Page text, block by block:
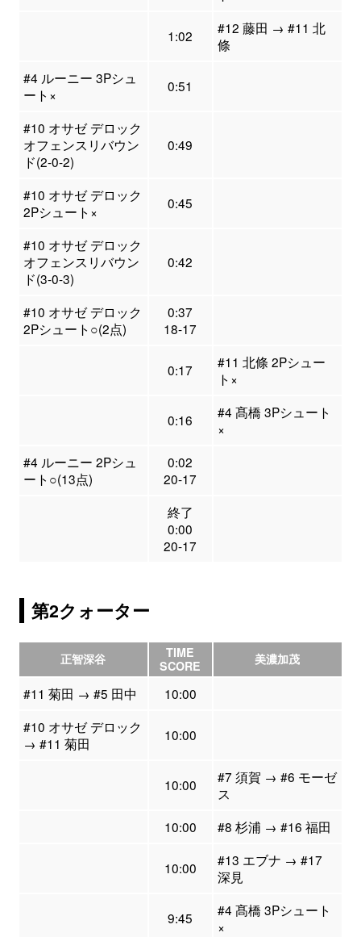
1:02
#12 藤田 → #11 北
條
#4 ルーニー 3Pシュ
ート×
0:51
#10 オサゼ デロック
オフェンスリバウン
ド(2-0-2)
0:49
#10 オサゼ デロック
2Pシュート×
0:45
#10 オサゼ デロック
オフェンスリバウン
ド(3-0-3)
0:42
#10 オサゼ デロック
2Pシュート○(2点)
0:37
18-17
0:17
#11 北條 2Pシュー
ト×
0:16
#4 髙橋 3Pシュート
×
#4 ルーニー 2Pシュ
ート○(13点)
0:02
20-17
終了
0:00
20-17
第2クォーター
正智深谷
TIME
SCORE
美濃加茂
#11 菊田 → #5 田中
10:00
#10 オサゼ デロック
→ #11 菊田
10:00
10:00
#7 須賀 → #6 モーゼ
ス
10:00
#8 杉浦 → #16 福田
10:00
#13 エブナ → #17
深見
9:45
#4 髙橋 3Pシュート
×